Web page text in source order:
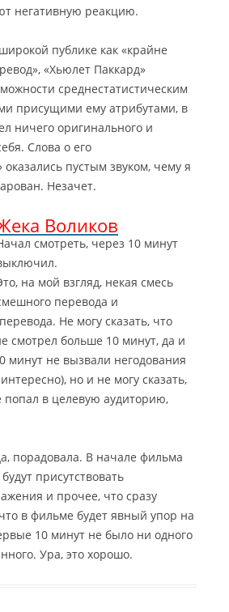
негативную реакцию.
публике как «крайне
«Хьюлет Паккард»
среднестатистическим
присущими ему атрибутами, в
ничего оригинального и
Слова о его
оказались пустым звуком, чему я
Незачет.
Воликов
смотреть, через 10 минут
на мой взгляд, некая смесь
перевода и
Не могу сказать, что
смотрел больше 10 минут, да и
минут не вызвали негодования
но и не могу сказать,
попал в целевую аудиторию,
порадовала. В начале фильма
присутствовать
и прочее, что сразу
в фильме будет явный упор на
10 минут не было ни одного
Ура, это хорошо.